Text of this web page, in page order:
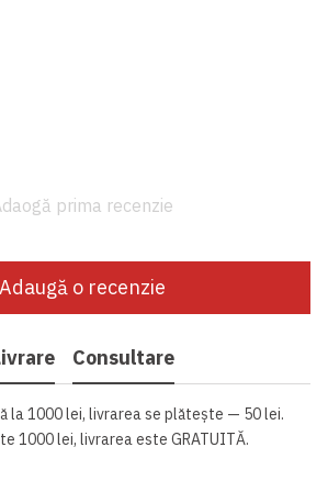
prima recenzie
Adaugă o recenzie
Consultare
la 1000 lei, livrarea se plătește — 50 lei.
1000 lei, livrarea este GRATUITĂ.